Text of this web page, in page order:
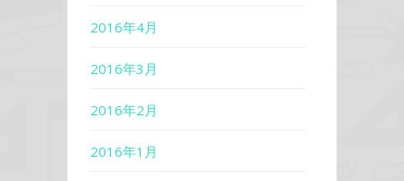
2016年4月
2016年3月
2016年2月
2016年1月